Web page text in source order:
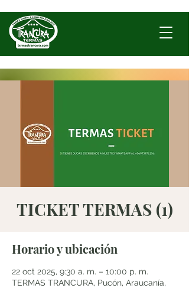
TICKET TERMAS (1)
Horario y ubicación
22 oct 2025, 9:30 a. m. – 10:00 p. m.
TERMAS TRANCURA, Pucón, Araucanía,